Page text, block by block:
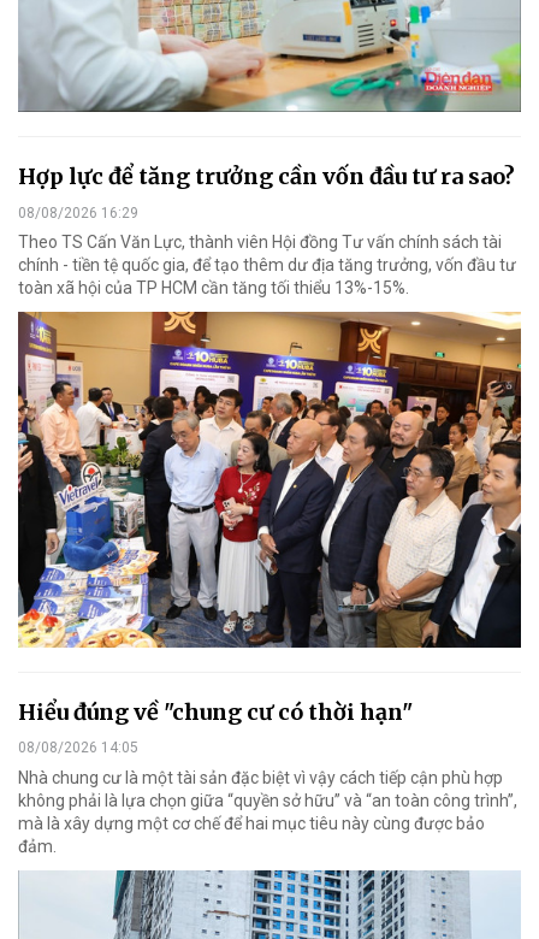
Hợp lực để tăng trưởng cần vốn đầu tư ra sao?
08/08/2026 16:29
Theo TS Cấn Văn Lực, thành viên Hội đồng Tư vấn chính sách tài
chính - tiền tệ quốc gia, để tạo thêm dư địa tăng trưởng, vốn đầu tư
toàn xã hội của TP HCM cần tăng tối thiểu 13%-15%.
Hiểu đúng về "chung cư có thời hạn"
08/08/2026 14:05
Nhà chung cư là một tài sản đặc biệt vì vậy cách tiếp cận phù hợp
không phải là lựa chọn giữa “quyền sở hữu” và “an toàn công trình”,
mà là xây dựng một cơ chế để hai mục tiêu này cùng được bảo
đảm.